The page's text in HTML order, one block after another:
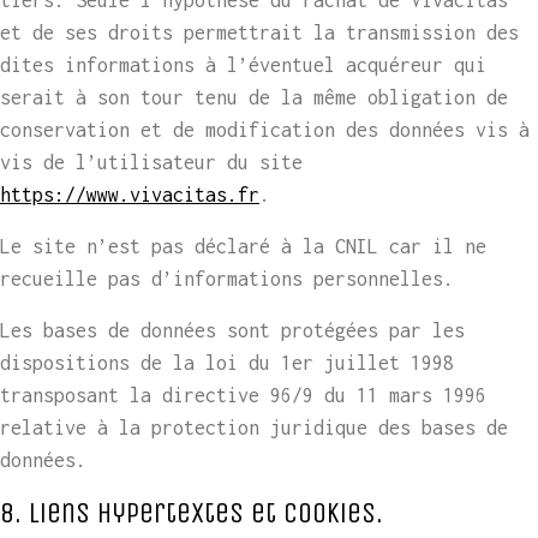
et de ses droits permettrait la transmission des
dites informations à l’éventuel acquéreur qui
serait à son tour tenu de la même obligation de
conservation et de modification des données vis à
vis de l’utilisateur du site
https://www.vivacitas.fr
Le site n’est pas déclaré à la CNIL car il ne
recueille pas d’informations personnelles.
Les bases de données sont protégées par les
dispositions de la loi du 1er juillet 1998
transposant la directive 96/9 du 11 mars 1996
relative à la protection juridique des bases de
données.
8. Liens hypertextes et cookies.